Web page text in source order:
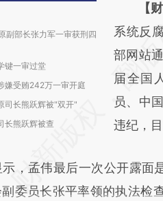
副部长张力军一审获刑四
键一审过堂
嫌受贿242万一审开庭
司长熊跃辉被"双开"
长熊跃辉被查
请务必
AI
[https://
(https://
成，可
新观点
【
系统反
部网站
届全国
员、中
违纪，
孟伟最后一次公开露面
委员长张平率领的执法检